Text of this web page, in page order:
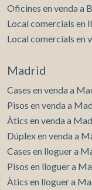
Oficines en venda a
Local comercials en
Local comercials en
Madrid
Cases en venda a
Pisos en venda a
Àtics en venda a
Dúplex en venda a
Cases en lloguer a
Pisos en lloguer a
Àtics en lloguer a